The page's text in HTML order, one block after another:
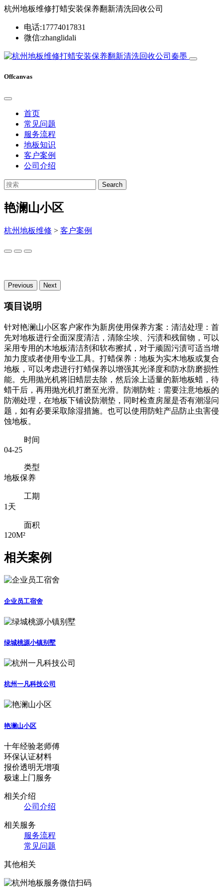
杭州地板维修打蜡安装保养翻新清洗回收公司
电话:17774017831
微信:zhanglidali
Offcanvas
首页
常见问题
服务流程
地板知识
客户案例
公司介绍
Search
艳澜山小区
杭州地板维修 > 客户案例
Previous Next
项目说明
针对艳澜山小区客户家作为新房使用保养方案：清洁处理：首
先对地板进行全面深度清洁，清除尘埃、污渍和残留物，可以
采用专用的木地板清洁剂和软布擦拭，对于顽固污渍可适当增
加力度或者使用专业工具。打蜡保养：地板为实木地板或复合
地板，可以考虑进行打蜡保养以增强其光泽度和防水防磨损性
能。先用抛光机将旧蜡层去除，然后涂上适量的新地板蜡，待
蜡干后，再用抛光机打磨至光滑。防潮防蛀：需要注意地板的
防潮处理，在地板下铺设防潮垫，同时检查房屋是否有潮湿问
题，如有必要采取除湿措施。也可以使用防蛀产品防止虫害侵
蚀地板。
时间
04-25
类型
地板保养
工期
1天
面积
120M²
相关案例
企业员工宿舍
绿城桃源小镇别墅
杭州一凡科技公司
艳澜山小区
十年经验老师傅
环保认证材料
报价透明无增项
极速上门服务
相关介绍
公司介绍
相关服务
服务流程
常见问题
其他相关